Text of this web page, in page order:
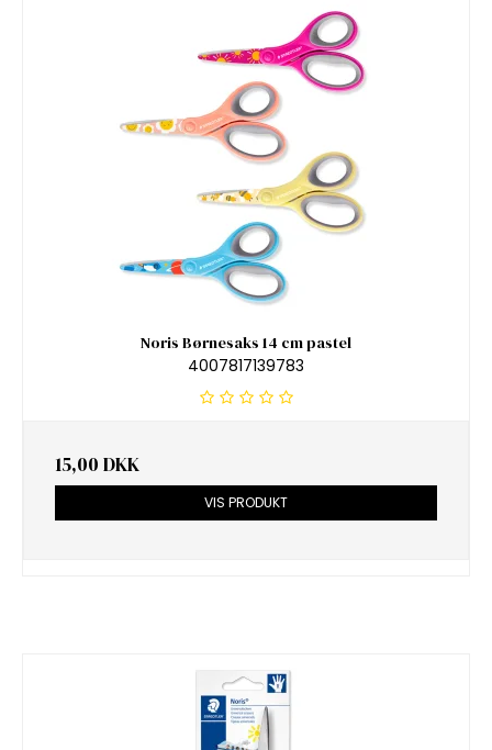
Noris Børnesaks 14 cm pastel
4007817139783
15,00 DKK
VIS PRODUKT